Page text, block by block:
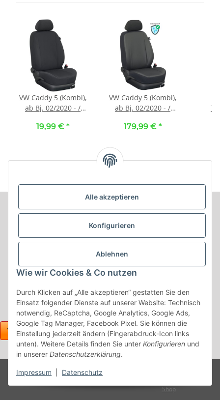
Alle akzeptieren
Konfigurieren
Ablehnen
Wie wir Cookies & Co nutzen
Durch Klicken auf „Alle akzeptieren“ gestatten Sie den
Einsatz folgender Dienste auf unserer Website: Technisch
notwendig, ReCaptcha, Google Analytics, Google Ads,
Google Tag Manager, Facebook Pixel. Sie können die
Einstellung jederzeit ändern (Fingerabdruck-Icon links
unten). Weitere Details finden Sie unter Konfigurieren und
in unserer Datenschutzerklärung.
Impressum Datenschutz
VW Caddy 5 (Kombi),
ab Bj. 02/2020 - /
Mittelkonsolenbezug
schwarz
19,99 € *
VW Caddy 5 (Kombi),
ab Bj. 02/2020 - /
Vordersitzbezüge ::
schwarz / Kunstleder
schwarz
179,99 € *
Stoff
Informationen
Produkt Informationen
Shop Informationen
Gesetzliche Informationen
* Alle Preise inkl. gesetzlicher USt., zzgl.
Shop